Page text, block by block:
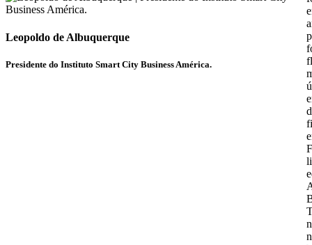
Leopoldo de Albuquerque
Presidente do Instituto Smart City Business América.